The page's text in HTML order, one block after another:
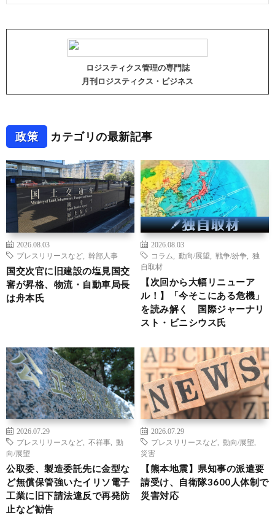
ロジスティクス管理の専門誌
月刊ロジスティクス・ビジネス
政策 カテゴリの最新記事
2026.08.03
プレスリリースなど
幹部人事
国交次官に旧建設の塩見国交
審が昇格、物流・自動車局長
は舟本氏
2026.08.03
コラム
動向/展望 戦争/紛争
独
自取材
【次回から大幅リニューア
ル！】「今そこにある危機」
を読み解く 国際ジャーナリ
スト・ビニシウス氏
2026.07.29
プレスリリースなど
不祥事
動
向/展望
公取委、製造委託先に金型な
ど無償保管強いたイリソ電子
工業に旧下請法違反で再発防
止など勧告
2026.07.29
プレスリリースなど
動向/展望
災害
【熊本地震】県知事の派遣要
請受け、自衛隊3600人体制で
災害対応